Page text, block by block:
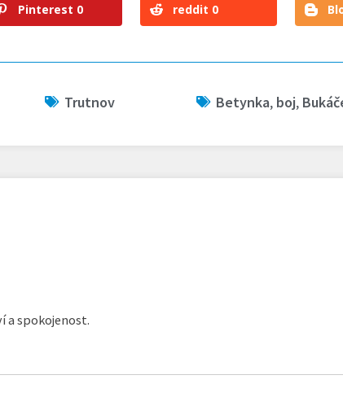
Pinterest 0 reddit 0
Trutnov Betynka, boj,
a spokojenost.